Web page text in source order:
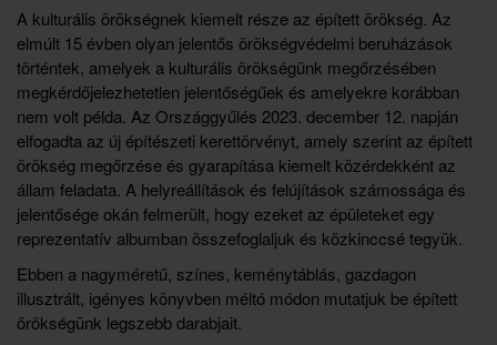
A kulturális örökségnek kiemelt része az épített örökség. Az
elmúlt 15 évben olyan jelentős örökségvédelmi beruházások
történtek, amelyek a kulturális örökségünk megőrzésében
megkérdőjelezhetetlen jelentőségűek és amelyekre korábban
nem volt példa. Az Országgyűlés 2023. december 12. napján
elfogadta az új építészeti kerettörvényt, amely szerint az épített
örökség megőrzése és gyarapítása kiemelt közérdekként az
állam feladata. A helyreállítások és felújítások számossága és
jelentősége okán felmerült, hogy ezeket az épületeket egy
reprezentatív albumban összefoglaljuk és közkinccsé tegyük.
Ebben a nagyméretű, színes, keménytáblás, gazdagon
illusztrált, igényes könyvben méltó módon mutatjuk be épített
örökségünk legszebb darabjait.